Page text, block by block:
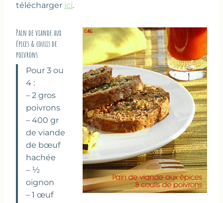
télécharger ici.
Pain de viande aux
épices & coulis de
poivrons
Pour 3 ou
4 :
– 2 gros
poivrons
– 400 gr
de viande
de bœuf
hachée
– ½
oignon
– 1 œuf